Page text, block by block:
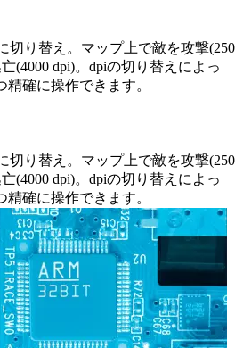
切り替え。マップ上で敵を攻撃(250
(4000 dpi)。dpiの切り替えによっ
確に操作できます。
切り替え。マップ上で敵を攻撃(250
(4000 dpi)。dpiの切り替えによっ
確に操作できます。